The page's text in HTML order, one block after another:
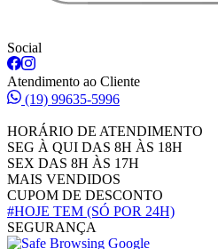
Social
Atendimento ao Cliente
(19) 99635-5996
HORÁRIO DE ATENDIMENTO
SEG À QUI DAS 8H ÀS 18H
SEX DAS 8H ÀS 17H
MAIS VENDIDOS
CUPOM DE DESCONTO
#HOJE TEM (SÓ POR 24H)
SEGURANÇA